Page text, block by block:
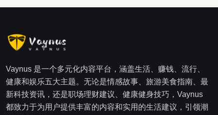
Vaynus 是一个多元化内容平台，涵盖生活、赚钱、流行、
健康和娱乐五大主题。无论是情感故事、旅游美食指南、最
新科技资讯，还是职场理财建议、健康健身技巧，Vaynus
都致力于为用户提供丰富的内容和实用的生活建议，引领潮